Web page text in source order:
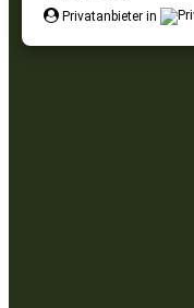
Privatanbieter in